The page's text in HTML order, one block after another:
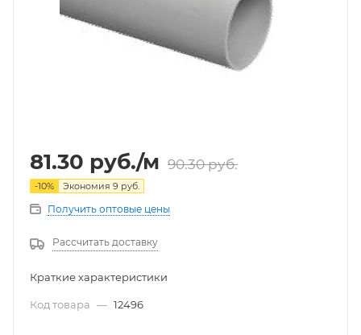
81.30 руб./м 90.30руб.
-10% Экономия 9 руб.
Получить оптовые цены
Рассчитать доставку
Краткие характеристики
Код товара — 12496